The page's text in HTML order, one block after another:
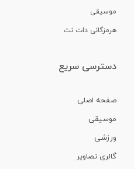
موسیقی
هرمزگانی دات نت
دسترسی سریع
صفحه اصلی
موسیقی
ورزشی
گالری تصاویر